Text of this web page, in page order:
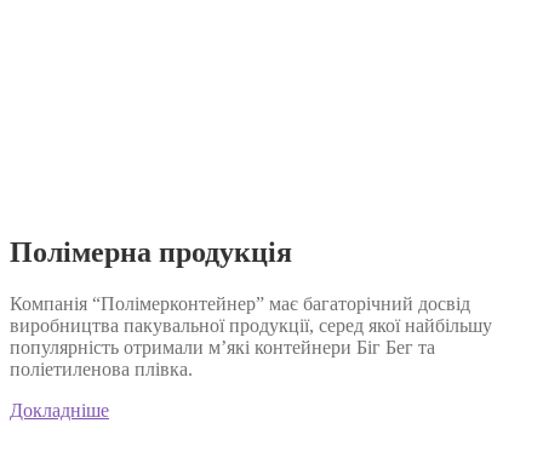
Полімерна продукція
Компанія “Полімерконтейнер” має багаторічний досвід
виробництва пакувальної продукції, серед якої найбільшу
популярність отримали м’які контейнери Біг Бег та
поліетиленова плівка.
Докладніше